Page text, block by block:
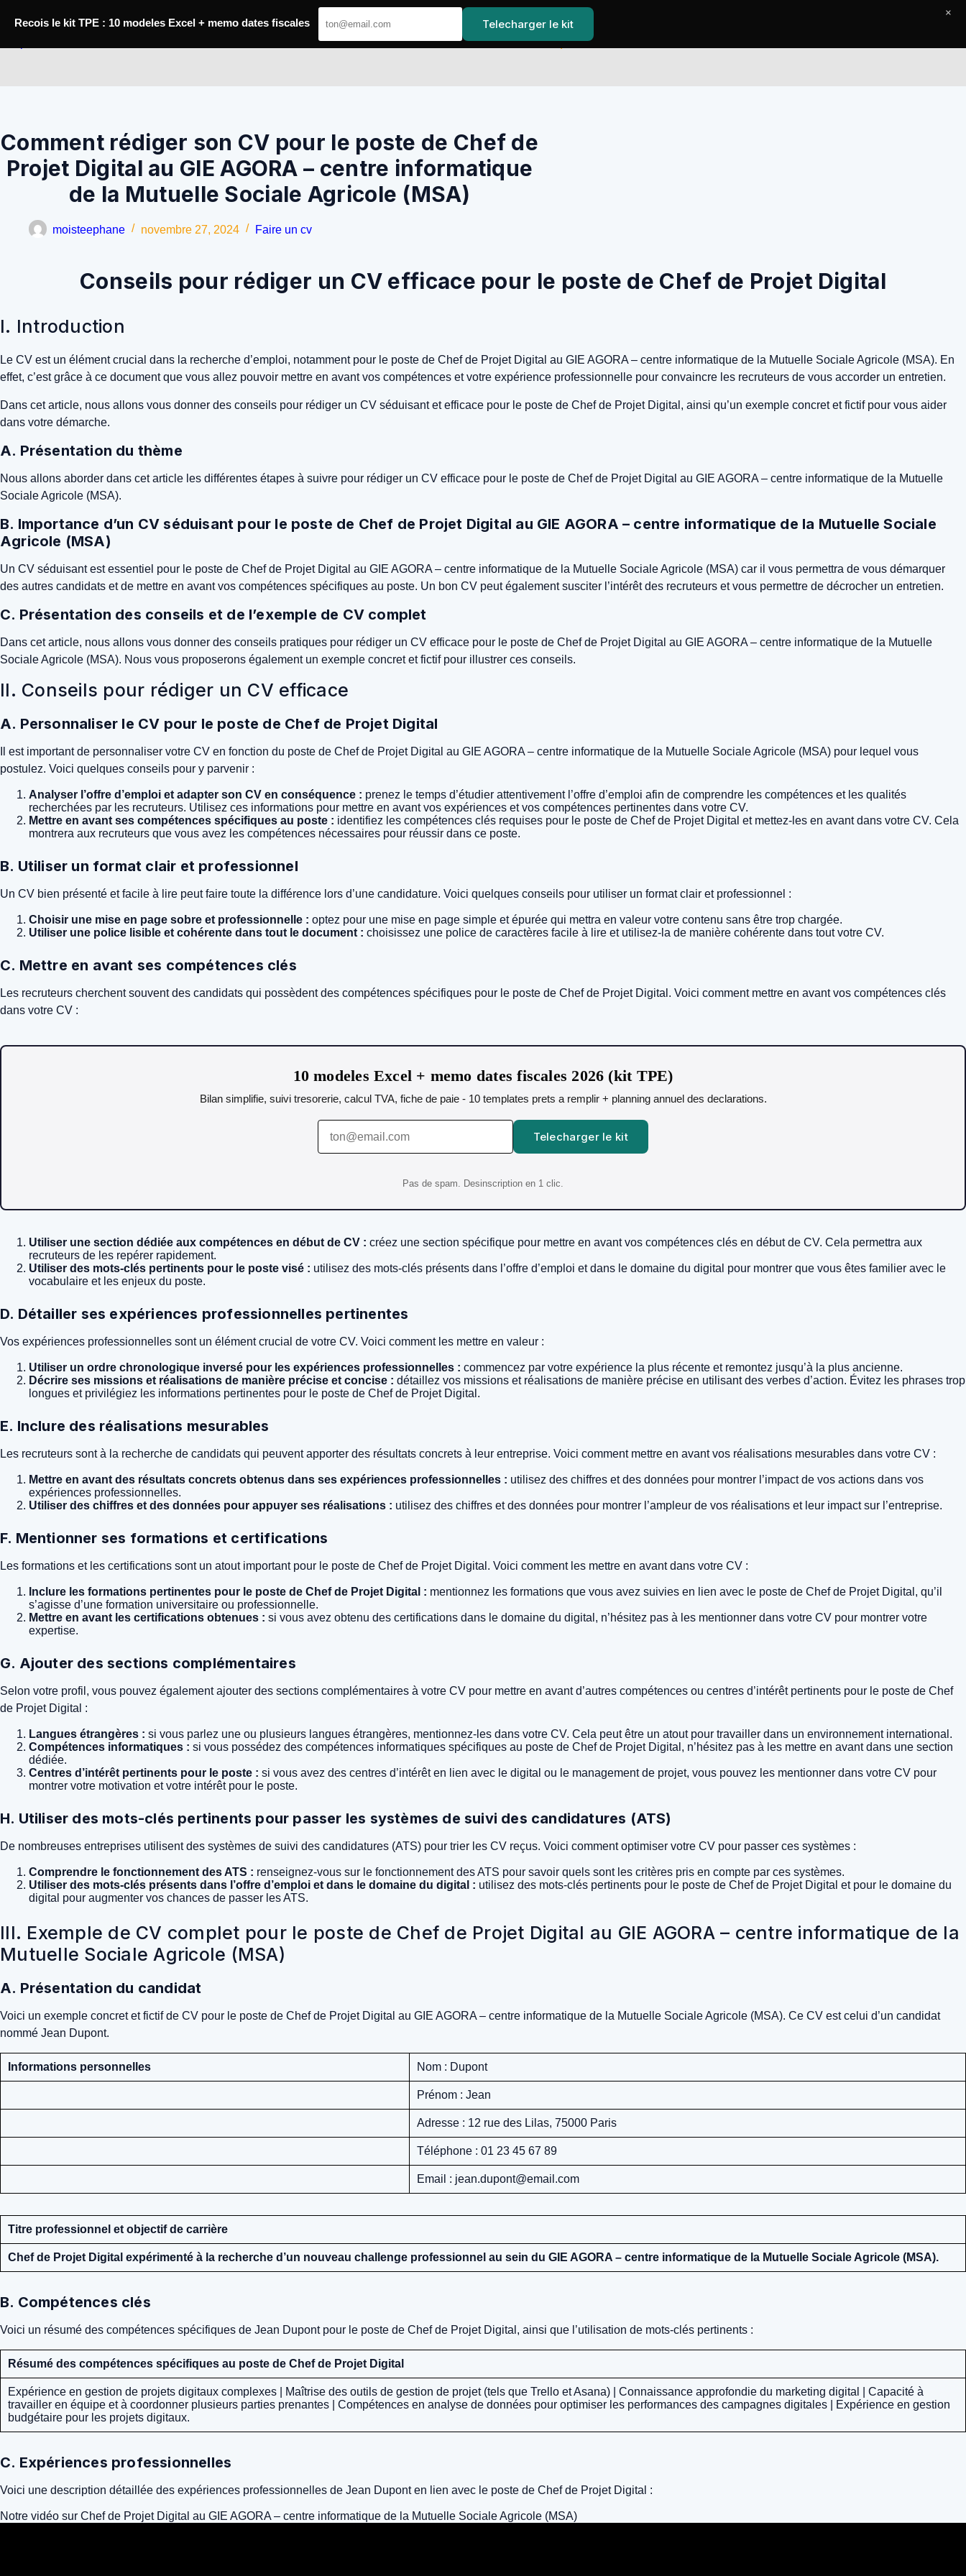
Comment rédiger son CV pour le poste de Chef de
Projet Digital au GIE AGORA – centre informatique
de la Mutuelle Sociale Agricole (MSA)
moisteephane novembre 27, 2024 Faire un cv
Conseils pour rédiger un CV efficace pour le poste de Chef de Projet Digital
I. Introduction
Le CV est un élément crucial dans la recherche d’emploi, notamment pour le poste de Chef de Projet Digital au GIE AGORA – centre informatique de la Mutuelle Sociale Agricole (MSA). En
effet, c’est grâce à ce document que vous allez pouvoir mettre en avant vos compétences et votre expérience professionnelle pour convaincre les recruteurs de vous accorder un entretien.
Dans cet article, nous allons vous donner des conseils pour rédiger un CV séduisant et efficace pour le poste de Chef de Projet Digital, ainsi qu’un exemple concret et fictif pour vous aider
dans votre démarche.
A. Présentation du thème
Nous allons aborder dans cet article les différentes étapes à suivre pour rédiger un CV efficace pour le poste de Chef de Projet Digital au GIE AGORA – centre informatique de la Mutuelle
Sociale Agricole (MSA).
B. Importance d’un CV séduisant pour le poste de Chef de Projet Digital au GIE AGORA – centre informatique de la Mutuelle Sociale
Agricole (MSA)
Un CV séduisant est essentiel pour le poste de Chef de Projet Digital au GIE AGORA – centre informatique de la Mutuelle Sociale Agricole (MSA) car il vous permettra de vous démarquer
des autres candidats et de mettre en avant vos compétences spécifiques au poste. Un bon CV peut également susciter l’intérêt des recruteurs et vous permettre de décrocher un entretien.
C. Présentation des conseils et de l’exemple de CV complet
Dans cet article, nous allons vous donner des conseils pratiques pour rédiger un CV efficace pour le poste de Chef de Projet Digital au GIE AGORA – centre informatique de la Mutuelle
Sociale Agricole (MSA). Nous vous proposerons également un exemple concret et fictif pour illustrer ces conseils.
II. Conseils pour rédiger un CV efficace
A. Personnaliser le CV pour le poste de Chef de Projet Digital
Il est important de personnaliser votre CV en fonction du poste de Chef de Projet Digital au GIE AGORA – centre informatique de la Mutuelle Sociale Agricole (MSA) pour lequel vous
postulez. Voici quelques conseils pour y parvenir :
Analyser l’offre d’emploi et adapter son CV en conséquence : prenez le temps d’étudier attentivement l’offre d’emploi afin de comprendre les compétences et les qualités
recherchées par les recruteurs. Utilisez ces informations pour mettre en avant vos expériences et vos compétences pertinentes dans votre CV.
Mettre en avant ses compétences spécifiques au poste : identifiez les compétences clés requises pour le poste de Chef de Projet Digital et mettez-les en avant dans votre CV. Cela
montrera aux recruteurs que vous avez les compétences nécessaires pour réussir dans ce poste.
B. Utiliser un format clair et professionnel
Un CV bien présenté et facile à lire peut faire toute la différence lors d’une candidature. Voici quelques conseils pour utiliser un format clair et professionnel :
Choisir une mise en page sobre et professionnelle : optez pour une mise en page simple et épurée qui mettra en valeur votre contenu sans être trop chargée.
Utiliser une police lisible et cohérente dans tout le document : choisissez une police de caractères facile à lire et utilisez-la de manière cohérente dans tout votre CV.
C. Mettre en avant ses compétences clés
Les recruteurs cherchent souvent des candidats qui possèdent des compétences spécifiques pour le poste de Chef de Projet Digital. Voici comment mettre en avant vos compétences clés
dans votre CV :
10 modeles Excel + memo dates fiscales 2026 (kit TPE)
Bilan simplifie, suivi tresorerie, calcul TVA, fiche de paie - 10 templates prets a remplir + planning annuel des declarations.
Telecharger le kit
Pas de spam. Desinscription en 1 clic.
Utiliser une section dédiée aux compétences en début de CV : créez une section spécifique pour mettre en avant vos compétences clés en début de CV. Cela permettra aux
recruteurs de les repérer rapidement.
Utiliser des mots-clés pertinents pour le poste visé : utilisez des mots-clés présents dans l’offre d’emploi et dans le domaine du digital pour montrer que vous êtes familier avec le
vocabulaire et les enjeux du poste.
D. Détailler ses expériences professionnelles pertinentes
Vos expériences professionnelles sont un élément crucial de votre CV. Voici comment les mettre en valeur :
Utiliser un ordre chronologique inversé pour les expériences professionnelles : commencez par votre expérience la plus récente et remontez jusqu’à la plus ancienne.
Décrire ses missions et réalisations de manière précise et concise : détaillez vos missions et réalisations de manière précise en utilisant des verbes d’action. Évitez les phrases trop
longues et privilégiez les informations pertinentes pour le poste de Chef de Projet Digital.
E. Inclure des réalisations mesurables
Les recruteurs sont à la recherche de candidats qui peuvent apporter des résultats concrets à leur entreprise. Voici comment mettre en avant vos réalisations mesurables dans votre CV :
Mettre en avant des résultats concrets obtenus dans ses expériences professionnelles : utilisez des chiffres et des données pour montrer l’impact de vos actions dans vos
expériences professionnelles.
Utiliser des chiffres et des données pour appuyer ses réalisations : utilisez des chiffres et des données pour montrer l’ampleur de vos réalisations et leur impact sur l’entreprise.
F. Mentionner ses formations et certifications
Les formations et les certifications sont un atout important pour le poste de Chef de Projet Digital. Voici comment les mettre en avant dans votre CV :
Inclure les formations pertinentes pour le poste de Chef de Projet Digital : mentionnez les formations que vous avez suivies en lien avec le poste de Chef de Projet Digital, qu’il
s’agisse d’une formation universitaire ou professionnelle.
Mettre en avant les certifications obtenues : si vous avez obtenu des certifications dans le domaine du digital, n’hésitez pas à les mentionner dans votre CV pour montrer votre
expertise.
G. Ajouter des sections complémentaires
Selon votre profil, vous pouvez également ajouter des sections complémentaires à votre CV pour mettre en avant d’autres compétences ou centres d’intérêt pertinents pour le poste de Chef
de Projet Digital :
Langues étrangères : si vous parlez une ou plusieurs langues étrangères, mentionnez-les dans votre CV. Cela peut être un atout pour travailler dans un environnement international.
Compétences informatiques : si vous possédez des compétences informatiques spécifiques au poste de Chef de Projet Digital, n’hésitez pas à les mettre en avant dans une section
dédiée.
Centres d’intérêt pertinents pour le poste : si vous avez des centres d’intérêt en lien avec le digital ou le management de projet, vous pouvez les mentionner dans votre CV pour
montrer votre motivation et votre intérêt pour le poste.
H. Utiliser des mots-clés pertinents pour passer les systèmes de suivi des candidatures (ATS)
De nombreuses entreprises utilisent des systèmes de suivi des candidatures (ATS) pour trier les CV reçus. Voici comment optimiser votre CV pour passer ces systèmes :
Comprendre le fonctionnement des ATS : renseignez-vous sur le fonctionnement des ATS pour savoir quels sont les critères pris en compte par ces systèmes.
Utiliser des mots-clés présents dans l’offre d’emploi et dans le domaine du digital : utilisez des mots-clés pertinents pour le poste de Chef de Projet Digital et pour le domaine du
digital pour augmenter vos chances de passer les ATS.
III. Exemple de CV complet pour le poste de Chef de Projet Digital au GIE AGORA – centre informatique de la
Mutuelle Sociale Agricole (MSA)
A. Présentation du candidat
Voici un exemple concret et fictif de CV pour le poste de Chef de Projet Digital au GIE AGORA – centre informatique de la Mutuelle Sociale Agricole (MSA). Ce CV est celui d’un candidat
nommé Jean Dupont.
Informations personnelles Nom : Dupont
Prénom : Jean
Adresse : 12 rue des Lilas, 75000 Paris
Téléphone : 01 23 45 67 89
Email : jean.dupont@email.com
Titre professionnel et objectif de carrière
Chef de Projet Digital expérimenté à la recherche d’un nouveau challenge professionnel au sein du GIE AGORA – centre informatique de la Mutuelle Sociale Agricole (MSA).
B. Compétences clés
Voici un résumé des compétences spécifiques de Jean Dupont pour le poste de Chef de Projet Digital, ainsi que l’utilisation de mots-clés pertinents :
Résumé des compétences spécifiques au poste de Chef de Projet Digital
Expérience en gestion de projets digitaux complexes | Maîtrise des outils de gestion de projet (tels que Trello et Asana) | Connaissance approfondie du marketing digital | Capacité à
travailler en équipe et à coordonner plusieurs parties prenantes | Compétences en analyse de données pour optimiser les performances des campagnes digitales | Expérience en gestion
budgétaire pour les projets digitaux.
C. Expériences professionnelles
Voici une description détaillée des expériences professionnelles de Jean Dupont en lien avec le poste de Chef de Projet Digital :
Notre vidéo sur Chef de Projet Digital au GIE AGORA – centre informatique de la Mutuelle Sociale Agricole (MSA)
Recois le kit TPE : 10 modeles Excel + memo dates fiscales Telecharger le kit
×